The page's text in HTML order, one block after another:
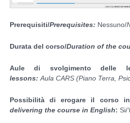
Prerequisiti/Prerequisites: Nessuno/
Durata del corso/Duration of the
Aule di svolgimento delle
lessons:Aula CARS (Piano Terra,
Possibilità di erogare il corso
delivering the course in English: Si/